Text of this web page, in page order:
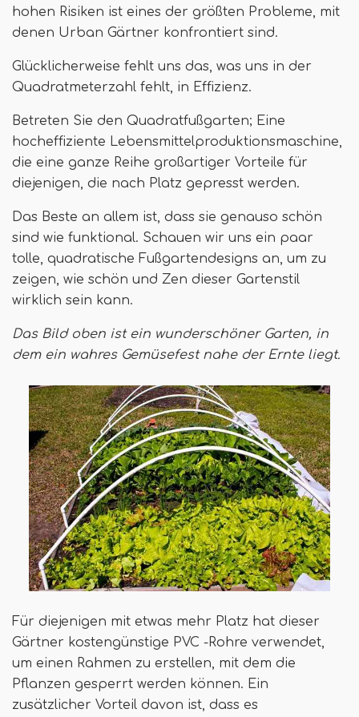
hohen Risiken ist eines der größten Probleme, mit
denen Urban Gärtner konfrontiert sind.
Glücklicherweise fehlt uns das, was uns in der
Quadratmeterzahl fehlt, in Effizienz.
Betreten Sie den Quadratfußgarten; Eine
hocheffiziente Lebensmittelproduktionsmaschine,
die eine ganze Reihe großartiger Vorteile für
diejenigen, die nach Platz gepresst werden.
Das Beste an allem ist, dass sie genauso schön
sind wie funktional. Schauen wir uns ein paar
tolle, quadratische Fußgartendesigns an, um zu
zeigen, wie schön und Zen dieser Gartenstil
wirklich sein kann.
Das Bild oben ist ein wunderschöner Garten, in
dem ein wahres Gemüsefest nahe der Ernte liegt.
Für diejenigen mit etwas mehr Platz hat dieser
Gärtner kostengünstige PVC -Rohre verwendet,
um einen Rahmen zu erstellen, mit dem die
Pflanzen gesperrt werden können. Ein
zusätzlicher Vorteil davon ist, dass es